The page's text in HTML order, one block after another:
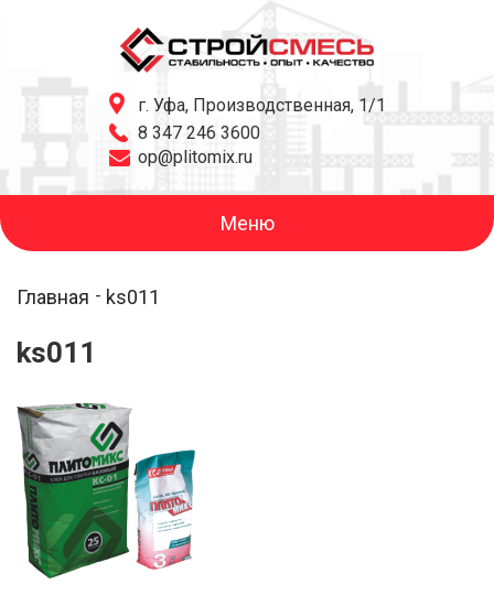
г. Уфа, Производственная, 1/1
8 347 246 3600
op@plitomix.ru
Меню
Главная ks011
ks011